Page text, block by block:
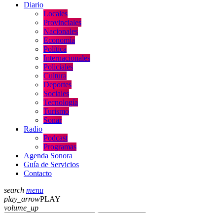
Diario
Locales
Provinciales
Nacionales
Economía
Política
Internacionales
Policiales
Cultura
Deportes
Sociales
Tecnología
Turismo
Sonar
Radio
Podcast
Programas
Agenda Sonora
Guía de Servicios
Contacto
search menu
play_arrowPLAY
volume_up